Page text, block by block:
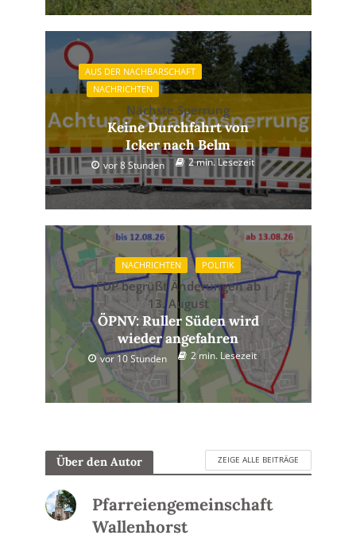
AUS DER NACHBARSCHAFT
NACHRICHTEN
Nächste Sperrung
Keine Durchfahrt von
Icker nach Belm
vor 8 Stunden 2 min. Lesezeit
NACHRICHTEN POLITIK
FDP begrüßt Änderungen ab
13. August
ÖPNV: Ruller Süden wird
wieder angefahren
vor 10 Stunden 2 min. Lesezeit
Über den Autor ZEIGE ALLE BEITRÄGE
Pfarreiengemeinschaft
Wallenhorst